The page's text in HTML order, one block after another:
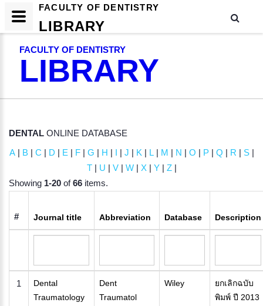
FACULTY OF DENTISTRY
LIBRARY
DENTAL ONLINE DATABASE
A| B| C | D | E | F| G | H | I | J | K | L| M | N | O | P| Q | R | S|
T| U | V| W| X| Y| Z|
Showing 1-20 of66 items.
# Journal title Abbreviation Database Description
1
Dental
Traumatology
Dent
Traumatol
Wiley
ยกเลิกฉบับ
พิมพ์ ปี 2013
FACULTY OF DENTISTRY
LIBRARY